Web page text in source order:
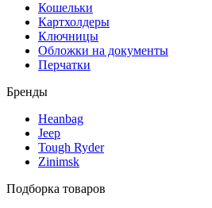
Кошельки
Картхолдеры
Ключницы
Обложки на документы
Перчатки
Бренды
Heanbag
Jeep
Tough Ryder
Zinimsk
Подборка товаров